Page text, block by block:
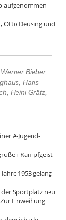
aufgenommen
Otto Deusing und
Bieber,
Hans
Heini Grätz,
A-Jugend-
Kampfgeist
1953 gelang
der Sportplatz neu
Einweihung